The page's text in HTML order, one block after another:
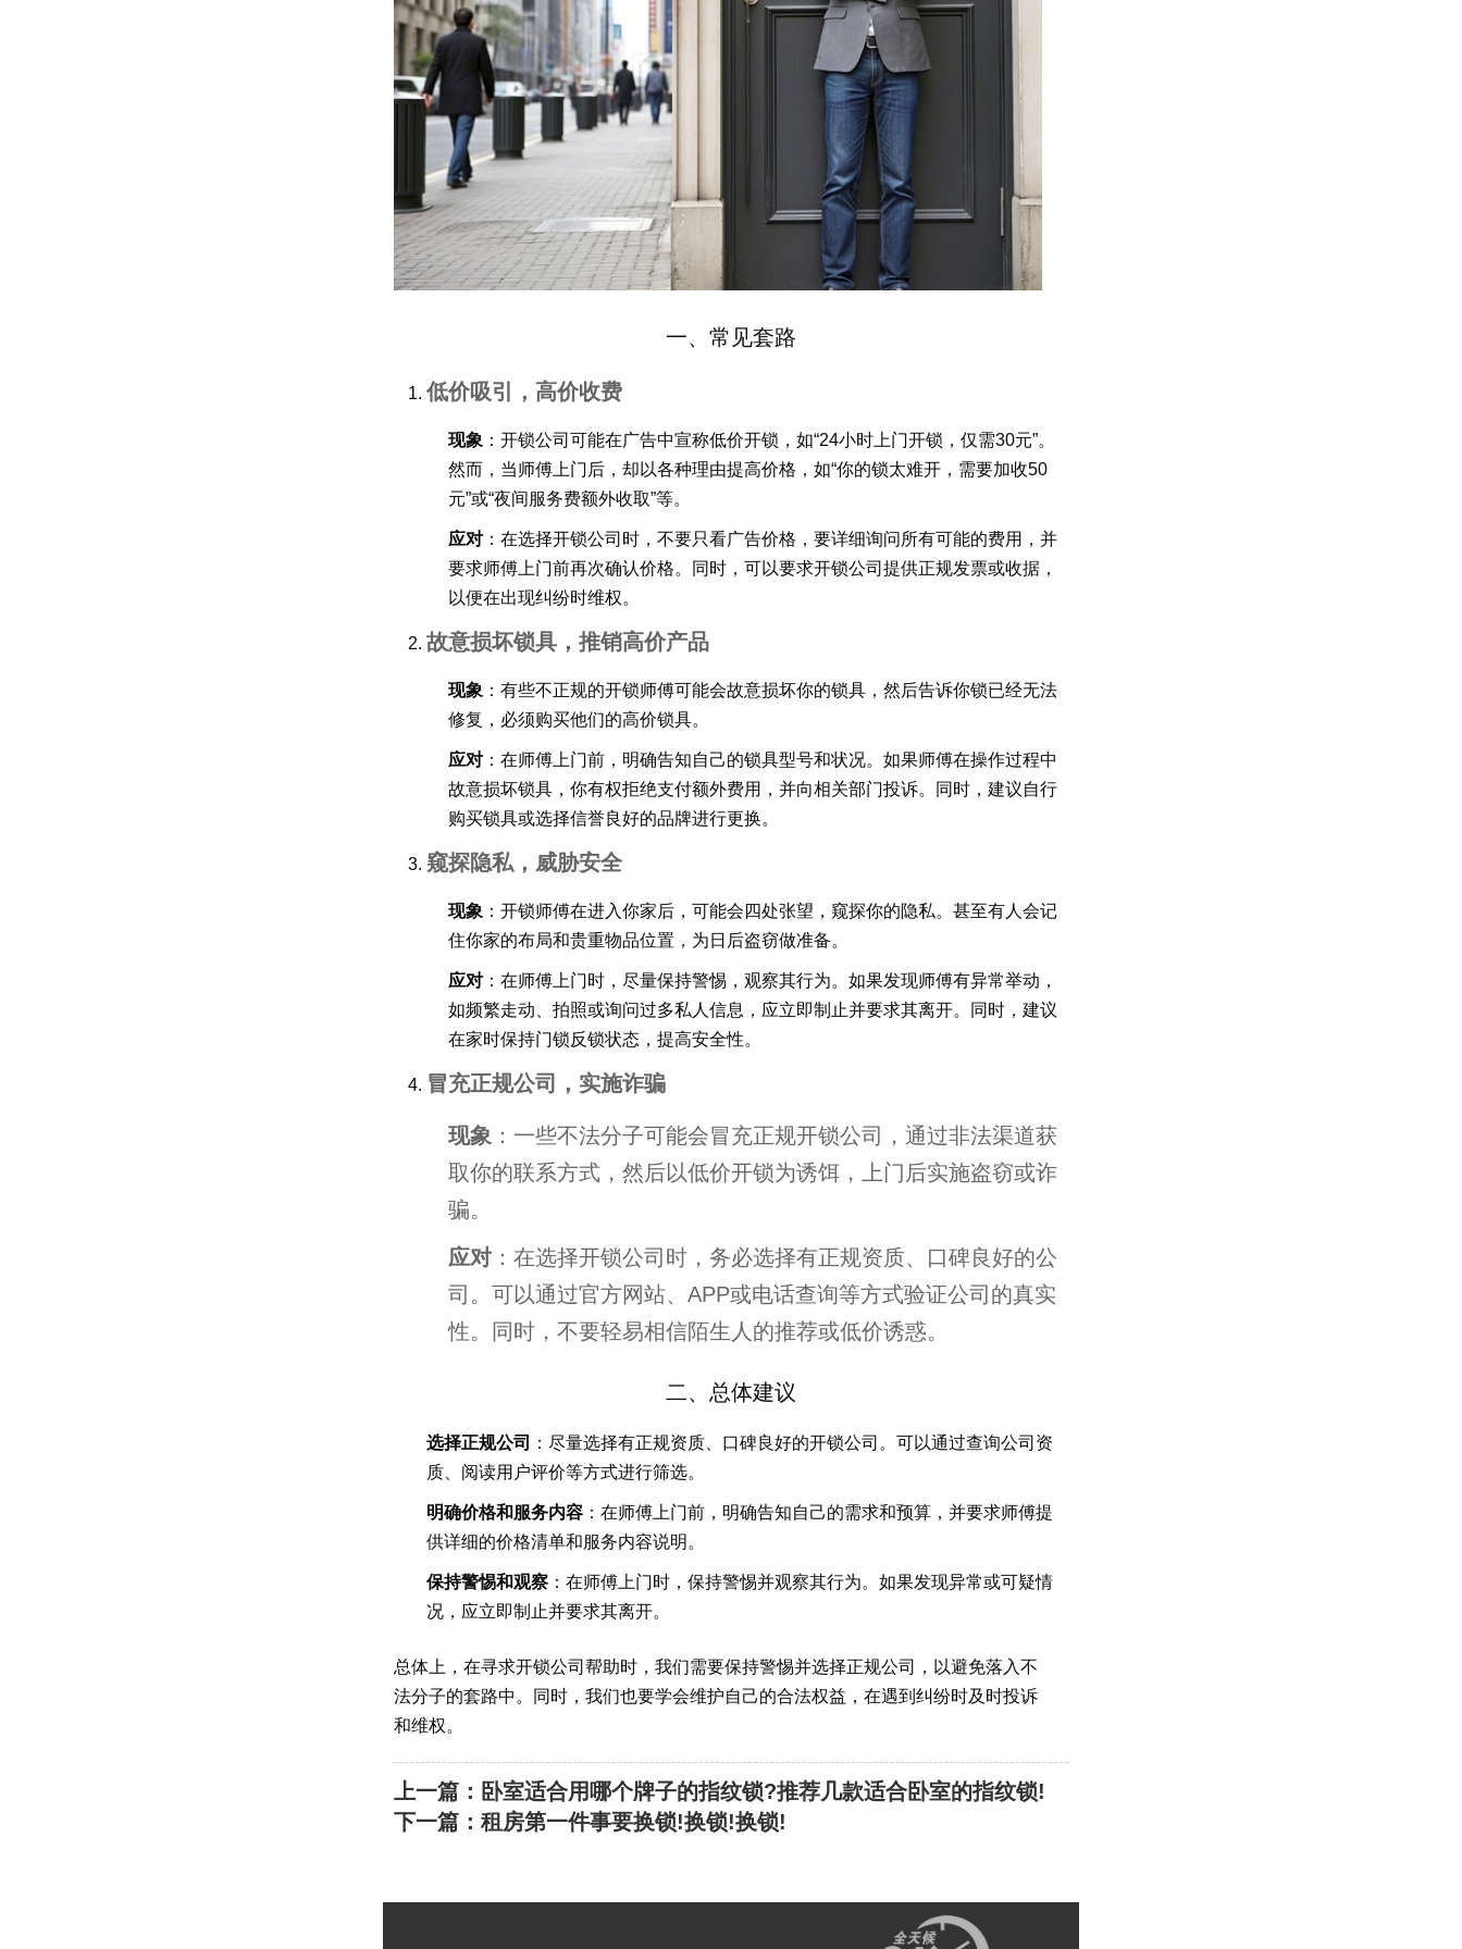
一、常见套路
低价吸引，高价收费
现象 ：开锁公司可能在广告中宣称低价开锁，如“24小时上门开锁，仅需30元”。
然而，当师傅上门后，却以各种理由提高价格，如“你的锁太难开，需要加收50
元”或“夜间服务费额外收取”等。
应对：在选择开锁公司时，不要只看广告价格，要详细询问所有可能的费用，并
要求师傅上门前再次确认价格。同时，可以要求开锁公司提供正规发票或收据，
以便在出现纠纷时维权。
故意损坏锁具，推销高价产品
现象 ：有些不正规的开锁师傅可能会故意损坏你的锁具，然后告诉你锁已经无法
修复，必须购买他们的高价锁具。
应对：在师傅上门前，明确告知自己的锁具型号和状况。如果师傅在操作过程中
故意损坏锁具，你有权拒绝支付额外费用，并向相关部门投诉。同时，建议自行
购买锁具或选择信誉良好的品牌进行更换。
窥探隐私，威胁安全
现象 ：开锁师傅在进入你家后，可能会四处张望，窥探你的隐私。甚至有人会记
住你家的布局和贵重物品位置，为日后盗窃做准备。
应对：在师傅上门时，尽量保持警惕，观察其行为。如果发现师傅有异常举动，
如频繁走动、拍照或询问过多私人信息，应立即制止并要求其离开。同时，建议
在家时保持门锁反锁状态，提高安全性。
冒充正规公司，实施诈骗
现象 ：一些不法分子可能会冒充正规开锁公司，通过非法渠道获
取你的联系方式，然后以低价开锁为诱饵，上门后实施盗窃或诈
骗。
应对：在选择开锁公司时，务必选择有正规资质、口碑良好的公
司。可以通过官方网站、APP或电话查询等方式验证公司的真实
性。同时，不要轻易相信陌生人的推荐或低价诱惑。
二、总体建议
选择正规公司
：尽量选择有正规资质、口碑良好的开锁公司。可以通过查询公司资
质、阅读用户评价等方式进行筛选。
明确价格和服务内容：在师傅上门前，明确告知自己的需求和预算，并要求师傅提
供详细的价格清单和服务内容说明。
保持警惕和观察：在师傅上门时，保持警惕并观察其行为。如果发现异常或可疑情
况，应立即制止并要求其离开。
总体上，在寻求开锁公司帮助时，我们需要保持警惕并选择正规公司，以避免落入不
法分子的套路中。同时，我们也要学会维护自己的合法权益，在遇到纠纷时及时投诉
和维权。
上一篇：卧室适合用哪个牌子的指纹锁?推荐几款适合卧室的指纹锁!
下一篇：租房第一件事要换锁!换锁!换锁!